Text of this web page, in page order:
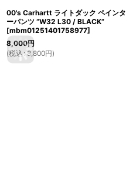
00's Carhartt ライトダック ペインタ
ーパンツ “W32 L30 / BLACK”
[mbm01251401758977]
8,000円
(税込: 8,800円)